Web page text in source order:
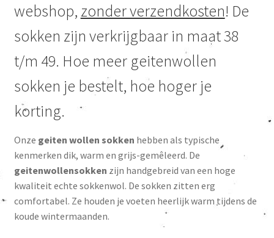
webshop, zonder verzendkosten! De
sokken zijn verkrijgbaar in maat 38
t/m 49. Hoe meer geitenwollen
sokken je bestelt, hoe hoger je
korting.
Onze geiten wollen sokken hebben als typische
kenmerken dik, warm en grijs-gemêleerd. De
geitenwollensokken zijn handgebreid van een hoge
kwaliteit echte sokkenwol. De sokken zitten erg
comfortabel. Ze houden je voeten heerlijk warm tijdens de
koude wintermaanden.